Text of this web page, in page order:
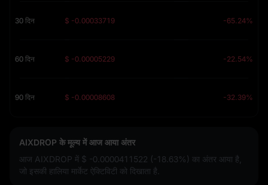
30 दिन $ -0.00033719 -65.24%
60 दिन $ -0.00005229 -22.54%
90 दिन $ -0.00008608 -32.39%
AIXDROP के मूल्य में आज आया अंतर
आज AIXDROP में $ -0.0000411522 (-18.63%) का अंतर आया है,
जो इसकी हालिया मार्केट ऐक्टिविटी को दिखाता है.